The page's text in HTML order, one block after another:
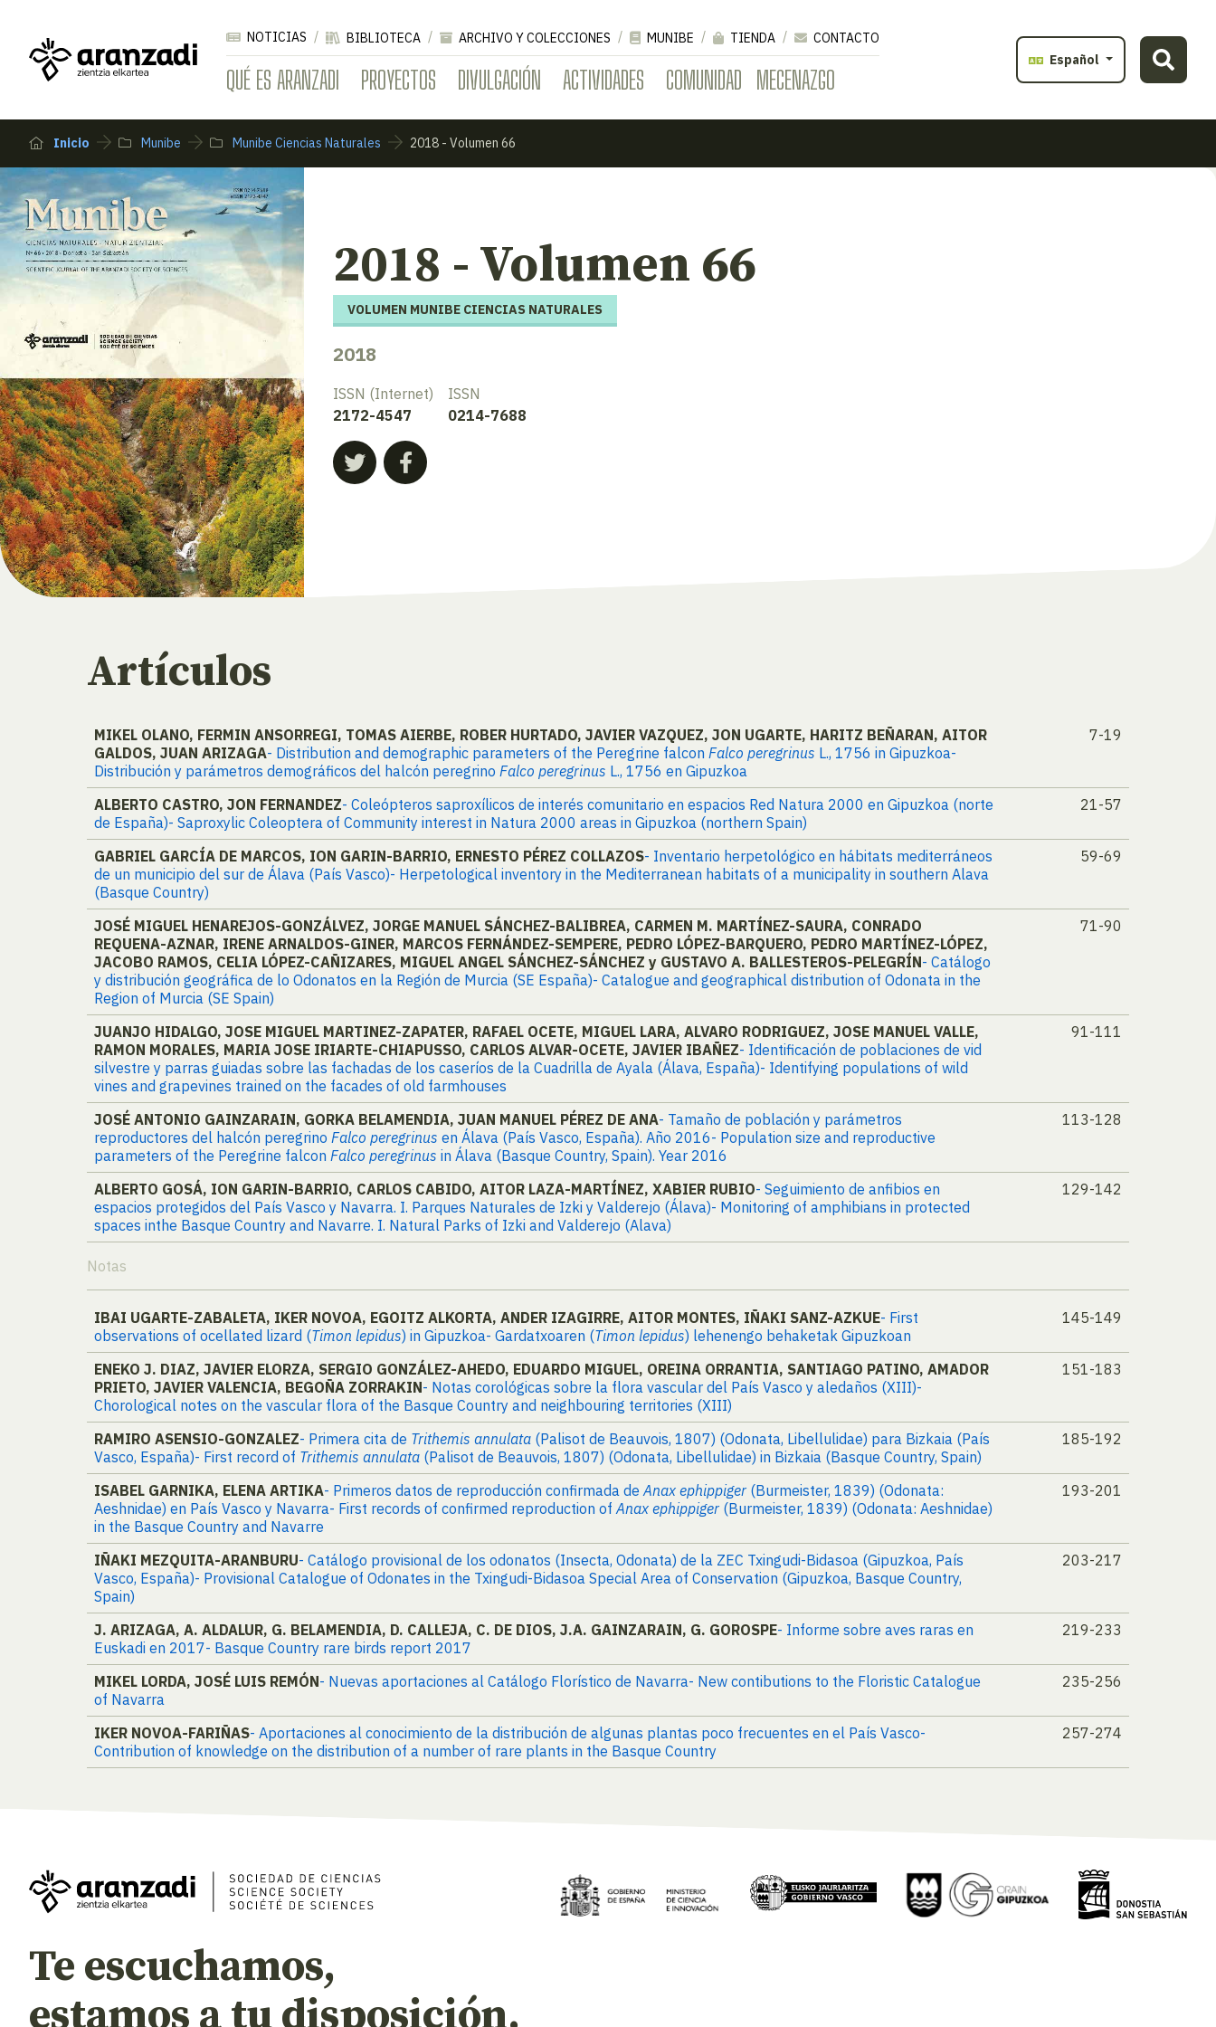
QUÉ ES ARANZADI PROYECTOS DIVULGACIÓN ACTIVIDADES COMUNIDAD MECENAZGO
NOTICIAS BIBLIOTECA ARCHIVO Y COLECCIONES MUNIBE TIENDA
CONTACTO
Español
Inicio Munibe Munibe Ciencias Naturales 2018 - Volumen 66
2018 - Volumen 66
VOLUMEN MUNIBE CIENCIAS NATURALES
2018
ISSN (Internet)
2172-4547
ISSN
0214-7688
Artículos
MIKEL OLANO, FERMIN ANSORREGI, TOMAS AIERBE, ROBER HURTADO, JAVIER VAZQUEZ, JON UGARTE, HARITZ BEÑARAN, AITOR
GALDOS, JUAN ARIZAGA- Distribution and demographic parameters of the Peregrine falcon Falco peregrinus L., 1756 in Gipuzkoa-
Distribución y parámetros demográficos del halcón peregrino Falco peregrinus L., 1756 en Gipuzkoa
7-19
ALBERTO CASTRO, JON FERNANDEZ- Coleópteros saproxílicos de interés comunitario en espacios Red Natura 2000 en Gipuzkoa (norte
de España)- Saproxylic Coleoptera of Community interest in Natura 2000 areas in Gipuzkoa (northern Spain)
21-57
GABRIEL GARCÍA DE MARCOS, ION GARIN-BARRIO, ERNESTO PÉREZ COLLAZOS- Inventario herpetológico en hábitats mediterráneos
de un municipio del sur de Álava (País Vasco)- Herpetological inventory in the Mediterranean habitats of a municipality in southern Alava
(Basque Country)
59-69
JOSÉ MIGUEL HENAREJOS-GONZÁLVEZ, JORGE MANUEL SÁNCHEZ-BALIBREA, CARMEN M. MARTÍNEZ-SAURA, CONRADO
REQUENA-AZNAR, IRENE ARNALDOS-GINER, MARCOS FERNÁNDEZ-SEMPERE, PEDRO LÓPEZ-BARQUERO, PEDRO MARTÍNEZ-LÓPEZ,
JACOBO RAMOS, CELIA LÓPEZ-CAÑIZARES, MIGUEL ANGEL SÁNCHEZ-SÁNCHEZ y GUSTAVO A. BALLESTEROS-PELEGRÍN- Catálogo
y distribución geográfica de lo Odonatos en la Región de Murcia (SE España)- Catalogue and geographical distribution of Odonata in the
Region of Murcia (SE Spain)
71-90
JUANJO HIDALGO, JOSE MIGUEL MARTINEZ-ZAPATER, RAFAEL OCETE, MIGUEL LARA, ALVARO RODRIGUEZ, JOSE MANUEL VALLE,
RAMON MORALES, MARIA JOSE IRIARTE-CHIAPUSSO, CARLOS ALVAR-OCETE, JAVIER IBAÑEZ- Identificación de poblaciones de vid
silvestre y parras guiadas sobre las fachadas de los caseríos de la Cuadrilla de Ayala (Álava, España)- Identifying populations of wild
vines and grapevines trained on the facades of old farmhouses
91-111
JOSÉ ANTONIO GAINZARAIN, GORKA BELAMENDIA, JUAN MANUEL PÉREZ DE ANA- Tamaño de población y parámetros
reproductores del halcón peregrino Falco peregrinus en Álava (País Vasco, España). Año 2016- Population size and reproductive
parameters of the Peregrine falcon Falco peregrinus in Álava (Basque Country, Spain). Year 2016
113-128
ALBERTO GOSÁ, ION GARIN-BARRIO, CARLOS CABIDO, AITOR LAZA-MARTÍNEZ, XABIER RUBIO- Seguimiento de anfibios en
espacios protegidos del País Vasco y Navarra. I. Parques Naturales de Izki y Valderejo (Álava)- Monitoring of amphibians in protected
spaces inthe Basque Country and Navarre. I. Natural Parks of Izki and Valderejo (Alava)
129-142
Notas
IBAI UGARTE-ZABALETA, IKER NOVOA, EGOITZ ALKORTA, ANDER IZAGIRRE, AITOR MONTES, IÑAKI SANZ-AZKUE- First
observations of ocellated lizard (Timon lepidus) in Gipuzkoa- Gardatxoaren (Timon lepidus) lehenengo behaketak Gipuzkoan
145-149
ENEKO J. DIAZ, JAVIER ELORZA, SERGIO GONZÁLEZ-AHEDO, EDUARDO MIGUEL, OREINA ORRANTIA, SANTIAGO PATINO, AMADOR
PRIETO, JAVIER VALENCIA, BEGOÑA ZORRAKIN- Notas corológicas sobre la flora vascular del País Vasco y aledaños (XIII)-
Chorological notes on the vascular flora of the Basque Country and neighbouring territories (XIII)
151-183
RAMIRO ASENSIO-GONZALEZ- Primera cita de Trithemis annulata (Palisot de Beauvois, 1807) (Odonata, Libellulidae) para Bizkaia (País
Vasco, España)- First record of Trithemis annulata (Palisot de Beauvois, 1807) (Odonata, Libellulidae) in Bizkaia (Basque Country, Spain)
185-192
ISABEL GARNIKA, ELENA ARTIKA- Primeros datos de reproducción confirmada deAnax ephippiger (Burmeister, 1839) (Odonata:
Aeshnidae) en País Vasco y Navarra- First records of confirmed reproduction ofAnax ephippiger (Burmeister, 1839) (Odonata: Aeshnidae)
in the Basque Country and Navarre
193-201
IÑAKI MEZQUITA-ARANBURU- Catálogo provisional de los odonatos (Insecta, Odonata) de la ZEC Txingudi-Bidasoa (Gipuzkoa, País
Vasco, España)- Provisional Catalogue of Odonates in the Txingudi-Bidasoa Special Area of Conservation (Gipuzkoa, Basque Country,
Spain)
203-217
J. ARIZAGA, A. ALDALUR, G. BELAMENDIA, D. CALLEJA, C. DE DIOS, J.A. GAINZARAIN, G. GOROSPE- Informe sobre aves raras en
Euskadi en 2017- Basque Country rare birds report 2017
219-233
MIKEL LORDA, JOSÉ LUIS REMÓN- Nuevas aportaciones al Catálogo Florístico de Navarra- New contibutions to the Floristic Catalogue
of Navarra
235-256
IKER NOVOA-FARIÑAS- Aportaciones al conocimiento de la distribución de algunas plantas poco frecuentes en el País Vasco-
Contribution of knowledge on the distribution of a number of rare plants in the Basque Country
257-274
Te escuchamos,